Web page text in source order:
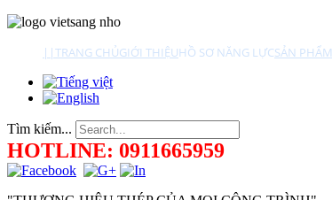
||TRANG CHỦGIỚI THIỆUHỒ SƠ NĂNG LỰCSẢN PHẨM
Tìm kiếm...
HOTLINE: 0911665959